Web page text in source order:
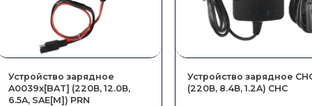
Устройство зарядное
A0039x[BAT] (220В, 12.0В,
6.5A, SAE[M]) PRN
Устройство зарядное
(220В, 8.4В, 1.2A) CHC